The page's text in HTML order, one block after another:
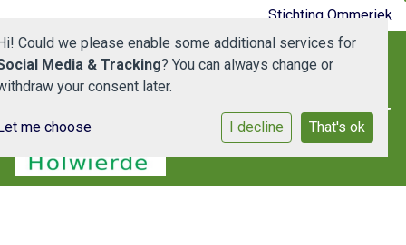
Stichting Ommeriek
De School
Could we please enable some additional services for
Media & Tracking? You can always change or
your consent later.
me choose I decline That's ok